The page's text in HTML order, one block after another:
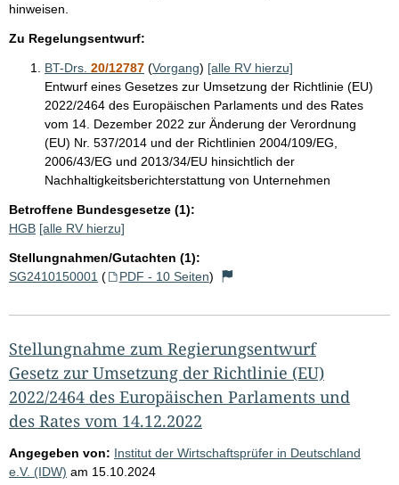
hinweisen.
Zu Regelungsentwurf:
BT-Drs. 20/12787 (Vorgang) [alle RV hierzu]
Entwurf eines Gesetzes zur Umsetzung der Richtlinie (EU)
2022/2464 des Europäischen Parlaments und des Rates
vom 14. Dezember 2022 zur Änderung der Verordnung
(EU) Nr. 537/2014 und der Richtlinien 2004/109/EG,
2006/43/EG und 2013/34/EU hinsichtlich der
Nachhaltigkeitsberichterstattung von Unternehmen
Betroffene Bundesgesetze (1):
HGB [alle RV hierzu]
Stellungnahmen/Gutachten (1):
SG2410150001 ( PDF - 10 Seiten)
Stellungnahme zum Regierungsentwurf
Gesetz zur Umsetzung der Richtlinie (EU)
2022/2464 des Europäischen Parlaments und
des Rates vom 14.12.2022
Angegeben von: Institut der Wirtschaftsprüfer in Deutschland
e.V. (IDW) am 15.10.2024